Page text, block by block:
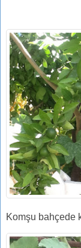
Komşu bahçede